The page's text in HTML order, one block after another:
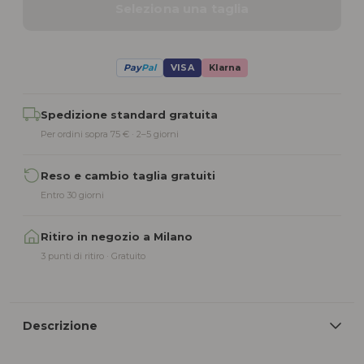
PayPal VISA Klarna
Spedizione standard gratuita
Per ordini sopra 75 € · 2–5 giorni
Reso e cambio taglia gratuiti
Entro 30 giorni
Ritiro in negozio a Milano
3 punti di ritiro · Gratuito
Descrizione